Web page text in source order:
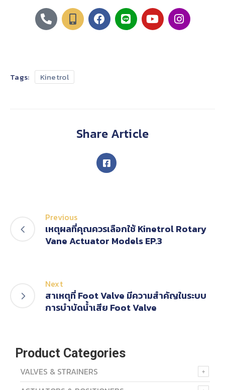
Tags: Kinetrol
Share Article
Previous
เหตุผลที่คุณควรเลือกใช้ Kinetrol Rotary
Vane Actuator Models EP.3
Next
สาเหตุที่ Foot Valve มีความสำคัญในระบบ
การบำบัดน้ำเสีย Foot Valve
Product Categories
VALVES & STRAINERS